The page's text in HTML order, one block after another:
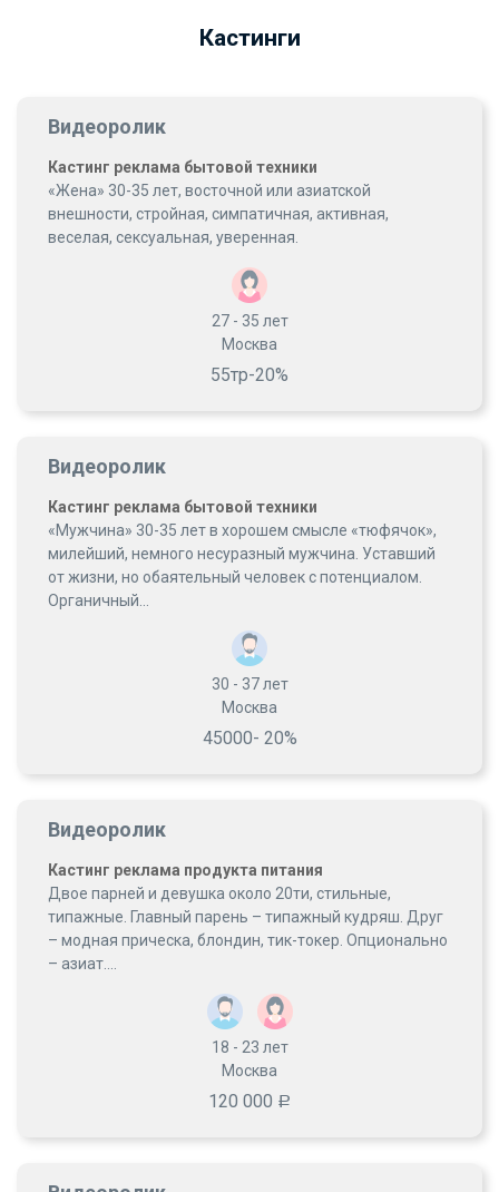
Кастинги
Видеоролик
Кастинг реклама бытовой техники
«Жена» 30-35 лет, восточной или азиатской
внешности, стройная, симпатичная, активная,
веселая, сексуальная, уверенная.
27 - 35 лет
Москва
55тр-20%
Видеоролик
Кастинг реклама бытовой техники
«Мужчина» 30-35 лет в хорошем смысле «тюфячок»,
милейший, немного несуразный мужчина. Уставший
от жизни, но обаятельный человек с потенциалом.
Органичный...
30 - 37лет
Москва
45000- 20%
Видеоролик
Кастинг реклама продукта питания
Двое парней и девушка около 20ти, стильные,
типажные. Главный парень – типажный кудряш. Друг
– модная прическа, блондин, тик-токер. Опционально
– азиат....
18 - 23 лет
Москва
120 000 Р